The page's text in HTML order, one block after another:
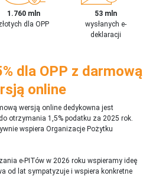
1.760 mln
dla OPP
53 mln
wysłanych e-
deklaracji
dla OPP z darmową
online
wersją online dedykowna jest
otrzymania 1,5% podatku za 2025 rok.
wspiera Organizacje Pożytku
e-PITów w 2026 roku wspieramy ideę
od lat sympatyzuje i wspiera konkretne